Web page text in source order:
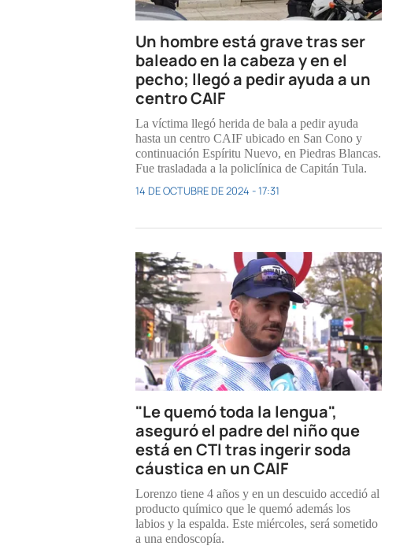
Un hombre está grave tras ser
baleado en la cabeza y en el
pecho; llegó a pedir ayuda a un
centro CAIF
La víctima llegó herida de bala a pedir ayuda
hasta un centro CAIF ubicado en San Cono y
continuación Espíritu Nuevo, en Piedras Blancas.
Fue trasladada a la policlínica de Capitán Tula.
14 DE OCTUBRE DE 2024 - 17:31
"Le quemó toda la lengua",
aseguró el padre del niño que
está en CTI tras ingerir soda
cáustica en un CAIF
Lorenzo tiene 4 años y en un descuido accedió al
producto químico que le quemó además los
labios y la espalda. Este miércoles, será sometido
a una endoscopía.